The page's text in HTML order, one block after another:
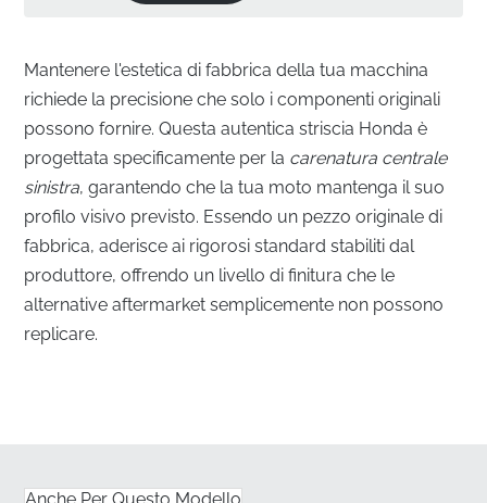
Mantenere l'estetica di fabbrica della tua macchina
richiede la precisione che solo i componenti originali
possono fornire. Questa autentica striscia Honda è
progettata specificamente per la carenatura centrale
sinistra, garantendo che la tua moto mantenga il suo
profilo visivo previsto. Essendo un pezzo originale di
fabbrica, aderisce ai rigorosi standard stabiliti dal
produttore, offrendo un livello di finitura che le
alternative aftermarket semplicemente non possono
replicare.